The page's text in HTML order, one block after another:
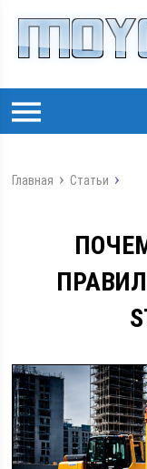
Главная Статьи